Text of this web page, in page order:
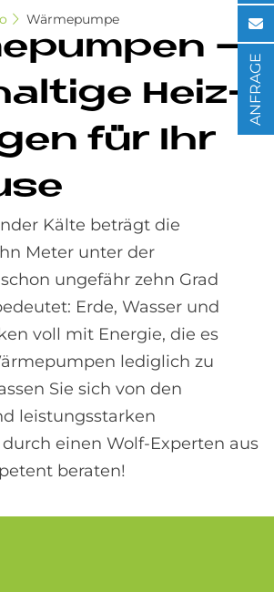
Wärmepumpe
–
Heiz­
für Ihr
Kälte beträgt die
Meter unter der
ungefähr zehn Grad
Erde, Wasser und
voll mit Energie, die es
lediglich zu
Sie sich von den
leistungsstarken
einen Wolf-Experten aus
beraten!
ANFRAGE